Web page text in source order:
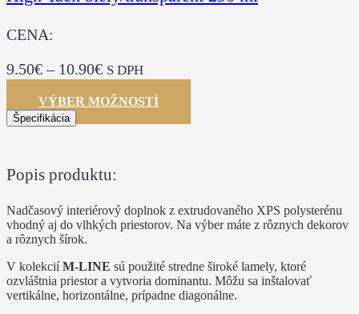
CENA:
9.50€– 10.90€ S DPH
VÝBER MOŽNOSTÍ
Špecifikácia
Popis produktu:
Nadčasový interiérový doplnok z extrudovaného XPS polysterénu
vhodný aj do vlhkých priestorov. Na výber máte z rôznych dekorov
a rôznych šírok.
V kolekciíM-LINE sú použité stredne široké lamely, ktoré
ozvláštnia priestor a vytvoria dominantu. Môžu sa inštalovať
vertikálne, horizontálne, prípadne diagonálne.